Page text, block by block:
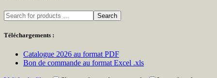
Search
Téléchargements :
Catalogue 2026 au format PDF
Bon de commande au format Excel .xls